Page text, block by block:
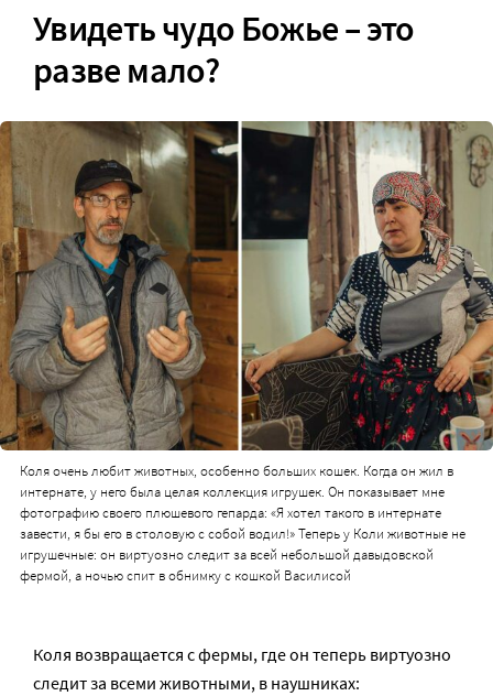
Увидеть чудо Божье – это
разве мало?
Коля очень любит животных, особенно больших кошек. Когда он жил в
интернате, у него была целая коллекция игрушек. Он показывает мне
фотографию своего плюшевого гепарда: «Я хотел такого в интернате
завести, я бы его в столовую с собой водил!» Теперь у Коли животные не
игрушечные: он виртуозно следит за всей небольшой давыдовской
фермой, а ночью спит в обнимку с кошкой Василисой
Коля возвращается с фермы, где он теперь виртуозно
следит за всеми животными, в наушниках: